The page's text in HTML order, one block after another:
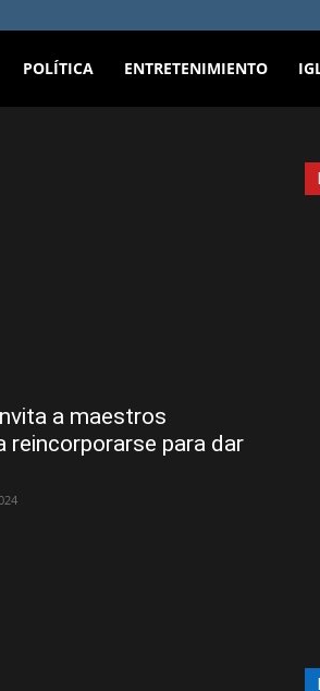
POLÍTICA ENTRETENIMIENTO
a maestros
reincorporarse para dar